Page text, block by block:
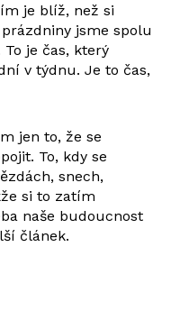
je blíž, než si
jsme spolu
je čas, který
v týdnu. Je to čas,
jen to, že se
To, kdy se
snech,
si to zatím
naše budoucnost
článek.